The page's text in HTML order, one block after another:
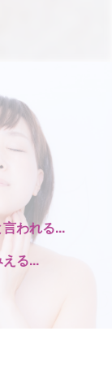
われる...
る...